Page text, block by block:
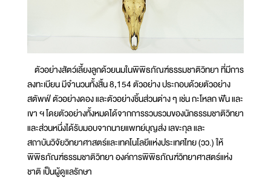
ตัวอย่างสัตว์เลี้ยงลูกด้วยนมในพิพิธภัณฑ์ธรรมชาติวิทยา ที่มีการ
ลงทะเบียน มีจำนวนทั้งสิ้น 8,154 ตัวอย่าง ประกอบด้วยตัวอย่าง
สตัพฟ์ ตัวอย่างดอง และตัวอย่างชิ้นส่วนต่าง ๆ เช่น กะโหลก ฟัน และ
เขา ฯ โดยตัวอย่างทั้งหมดได้จากการรวบรวมของนักธรรมชาติวิทยา
และส่วนหนึ่งได้รับมอบจากนายแพทย์บุญส่ง เลขะกุล และ
สถาบันวิจัยวิทยาศาสตร์และเทคโนโลยีแห่งประเทศไทย (วว.) ให้
พิพิธภัณฑ์ธรรมชาติวิทยา องค์การพิพิธภัณฑ์วิทยาศาสตร์แห่ง
ชาติ เป็นผู้ดูแลรักษา